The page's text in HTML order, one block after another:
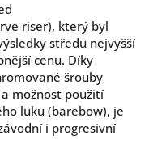
riser), který byl
středu nejvyšší
cenu. Díky
šrouby
možnost použití
luku (barebow), je
i progresivní